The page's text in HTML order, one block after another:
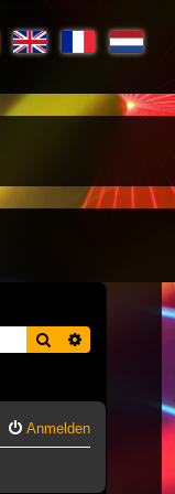
Suche
Anmelden